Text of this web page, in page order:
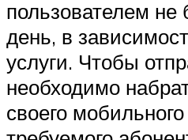
пользователем не
день, в
услуги. Чтобы
необходимо
своего